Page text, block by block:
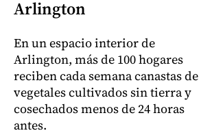
Arlington
En un espacio interior de
Arlington, más de 100 hogares
reciben cada semana canastas de
vegetales cultivados sin tierra y
cosechados menos de 24 horas
antes.